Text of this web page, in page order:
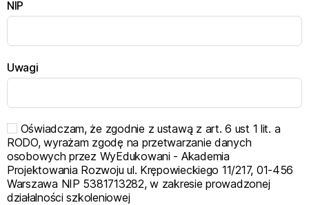
NIP
Uwagi
Oświadczam, że zgodnie z ustawą z art. 6 ust 1 lit. a
RODO, wyrażam zgodę na przetwarzanie danych
osobowych przez WyEdukowani - Akademia
Projektowania Rozwoju ul. Krępowieckiego 11/217, 01-456
Warszawa NIP 5381713282, w zakresie prowadzonej
działalności szkoleniowej